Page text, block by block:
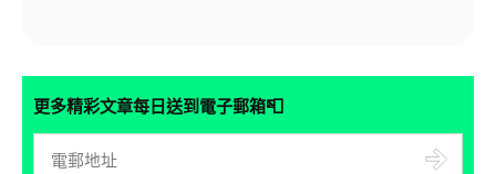
更多精彩文章每日送到電子郵箱📮